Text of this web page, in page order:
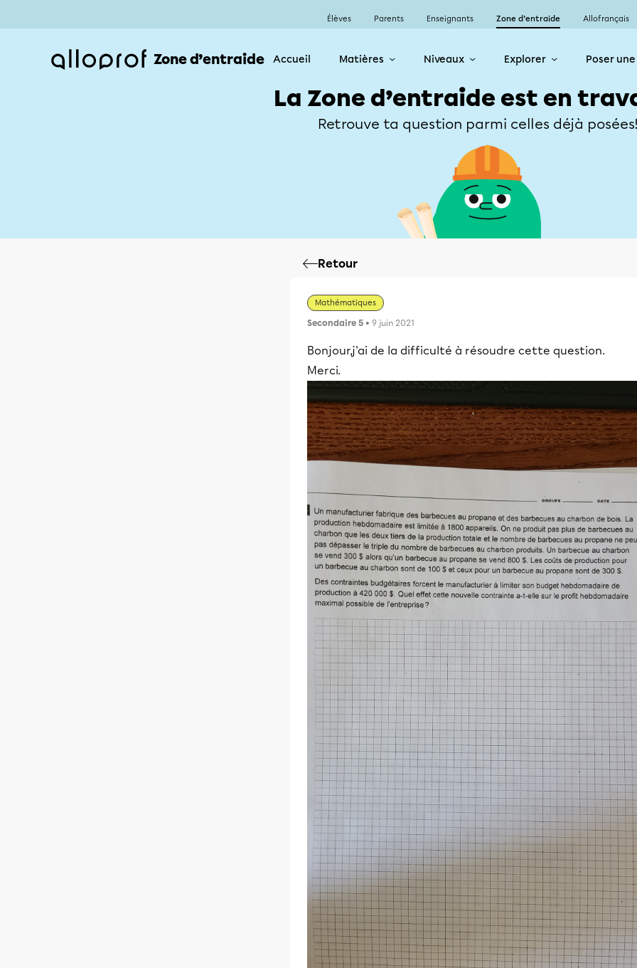
Élèves Parents Enseignants Zone d’entraide Allofrançais
Zone d’entraide Accueil Matières Niveaux Explorer Poser
La Zone d’entraide est en
Retrouve ta question parmi celles déjà
Retour
Mathématiques
Secondaire 5 • 9 juin 2021
Bonjour,j'ai de la difficulté à résoudre cette question.
Merci.